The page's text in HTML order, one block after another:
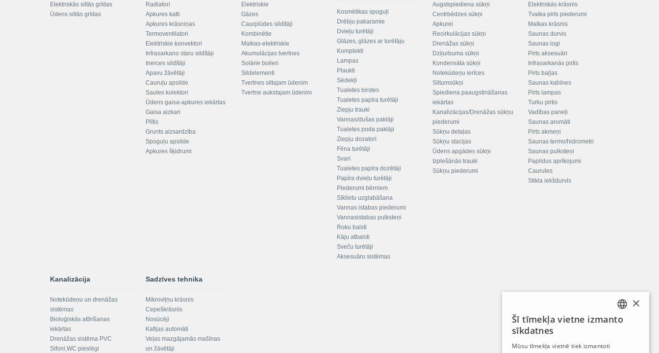
Elektriskās siltās grīdas
Ūdens siltās grīdas
Radiatori
Apkures katli
Apkures krāsniņas
Termoventilatori
Elektriskie konvektori
Infrasarkano staru sildītāji
Inerces sildītāji
Apavu žāvētāji
Cauruļu apsilde
Saules kolektori
Ūdens gaisa-apkures iekārtas
Gaisa aizkari
Plītis
Grunts aizsardzība
Spoguļu apsilde
Apkures šķidrumi
Elektriskie
Gāzes
Caurplūdes sildītāji
Kombinētie
Malkas-elektriskie
Akumulācijas tvertnes
Solārie boileri
Sildelementi
Tvertnes siltajam ūdenim
Tvertne aukstajam ūdenim
Kosmētikas spoguļi
Drēbju pakaramie
Dvieļu turētāji
Glāzes, glāzes ar turētāju
Komplekti
Lampas
Plaukti
Sēdekļi
Tualetes birstes
Tualetes papīra turētāji
Ziepju trauki
Vannas/dušas paklāji
Tualetes poda paklāji
Ziepju dozatori
Fēna turētāji
Svari
Tualetes papīra dozētāji
Papīra dvieļu turētāji
Piederumi bērniem
Sīklietu uzglabāšana
Vannas istabas piederumi
Vannasistabas pulksteņi
Roku balsti
Kāju atbalsti
Sveču turētāji
Aksesuāru sistēmas
Augstspiediena sūkņi
Centrbēdzes sūkņi
Apkurei
Recirkulācijas sūkņi
Drenāžas sūkņi
Dziļurbuma sūkņi
Kondensāta sūkņi
Notekūdeņu ierīces
Siltumsūkņi
Spiediena paaugstināšanas
iekārtas
Kanalizācijas/Drenāžas sūkņu
piederumi
Sūkņu detaļas
Sūkņu stacijas
Ūdens apgādes sūkņi
Izplešānās trauki
Sūkņu piederumi
Elektriskās krāsnis
Tvaika pirts piederumi
Malkas krāsnis
Saunas durvis
Saunas logi
Pirts aksesuāri
Infrasarkanās pirtis
Pirts baļļas
Saunas kabīnes
Pirts lampas
Turku pirtis
Vadības paneļi
Saunas aromāti
Pirts akmeņi
Saunas termo/hidrometri
Saunas pulksteņi
Papildus aprīkojumi
Caurules
Stikla iekšdurvis
Kanalizācija
Notekūdeņu un drenāžas
sistēmas
Bioloģiskās attīrīšanas
iekārtas
Drenāžas sistēma PVC
Sifoni,WC pieslēgi
Sadzīves tehnika
Mikroviļņu krāsnis
Cepeškrāsnis
Nosūcēji
Kafijas automāti
Veļas mazgājamās mašīnas
un žāvētāji
LATVIAN
×
Šī tīmekļa vietne izmanto
sīkdatnes
Mūsu tīmekļa vietnē tiek izmantoti